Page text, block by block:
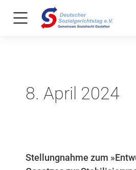
8. April 2024
Stellungnahme zum